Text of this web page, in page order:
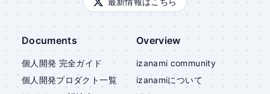
Documents
個人開発 完全ガイド
個人開発プロダクト一覧
Overview
izanami community
izanamiについて